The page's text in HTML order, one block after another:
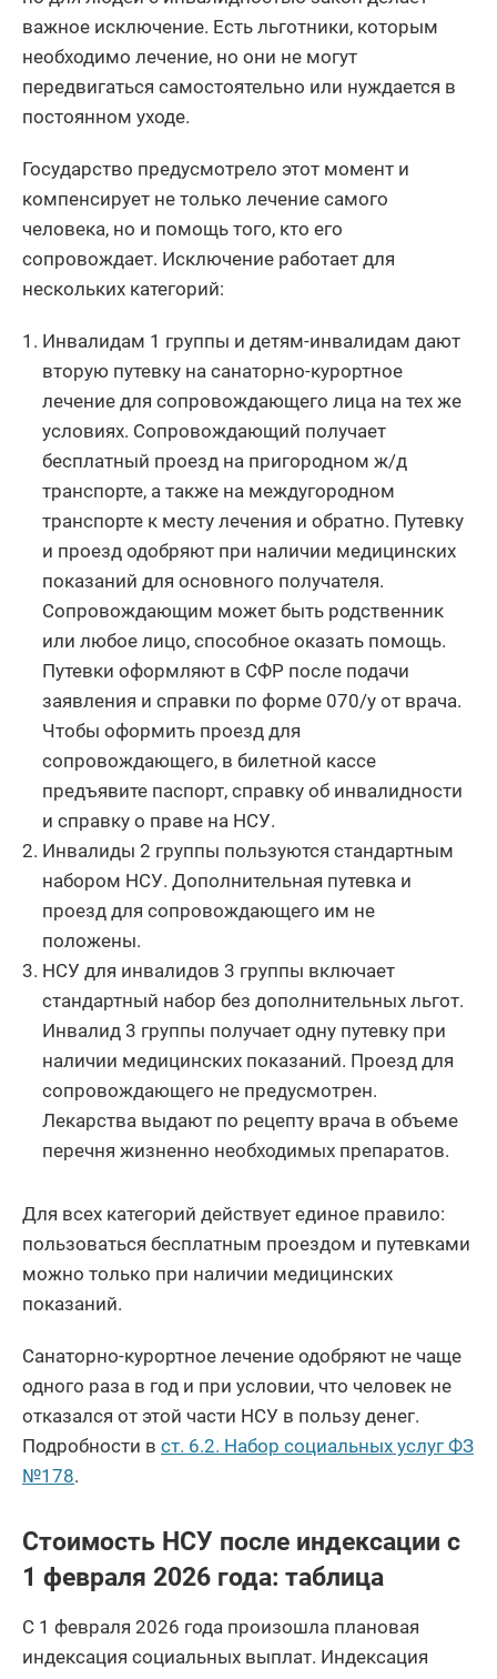
важное исключение. Есть льготники, которым
необходимо лечение, но они не могут
передвигаться самостоятельно или нуждается в
постоянном уходе.
Государство предусмотрело этот момент и
компенсирует не только лечение самого
человека, но и помощь того, кто его
сопровождает. Исключение работает для
нескольких категорий:
Инвалидам 1 группы и детям-инвалидам дают
вторую путевку на санаторно-курортное
лечение для сопровождающего лица на тех же
условиях. Сопровождающий получает
бесплатный проезд на пригородном ж/д
транспорте, а также на междугородном
транспорте к месту лечения и обратно. Путевку
и проезд одобряют при наличии медицинских
показаний для основного получателя.
Сопровождающим может быть родственник
или любое лицо, способное оказать помощь.
Путевки оформляют в СФР после подачи
заявления и справки по форме 070/у от врача.
Чтобы оформить проезд для
сопровождающего, в билетной кассе
предъявите паспорт, справку об инвалидности
и справку о праве на НСУ.
Инвалиды 2 группы пользуются стандартным
набором НСУ. Дополнительная путевка и
проезд для сопровождающего им не
положены.
НСУ для инвалидов 3 группы включает
стандартный набор без дополнительных льгот.
Инвалид 3 группы получает одну путевку при
наличии медицинских показаний. Проезд для
сопровождающего не предусмотрен.
Лекарства выдают по рецепту врача в объеме
перечня жизненно необходимых препаратов.
Для всех категорий действует единое правило:
пользоваться бесплатным проездом и путевками
можно только при наличии медицинских
показаний.
Санаторно-курортное лечение одобряют не чаще
одного раза в год и при условии, что человек не
отказался от этой части НСУ в пользу денег.
Подробности в ст. 6.2. Набор социальных услуг ФЗ
№178.
Стоимость НСУ после индексации с
1 февраля 2026 года: таблица
С 1 февраля 2026 года произошла плановая
индексация социальных выплат. Индексация